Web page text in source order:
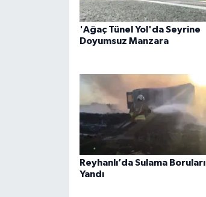
'Ağaç Tünel Yol'da Seyrine
Doyumsuz Manzara
Reyhanlı’da Sulama Boruları
Yandı